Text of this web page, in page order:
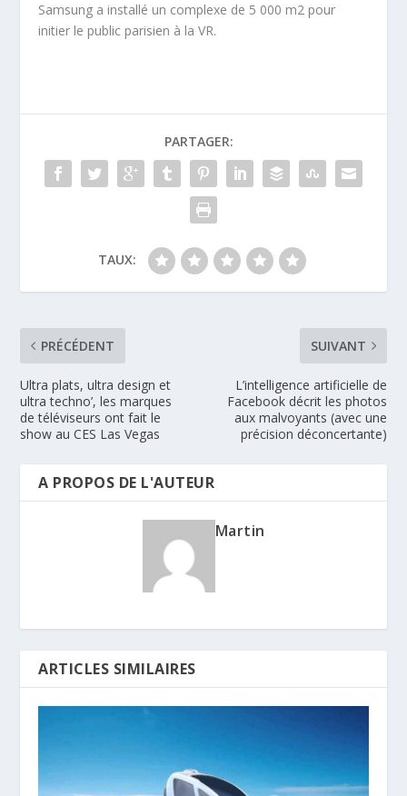
Samsung a installé un complexe de 5 000 m2 pour
initier le public parisien à la VR.
PARTAGER:
TAUX:
PRÉCÉDENT
Ultra plats, ultra design et
ultra techno’, les marques
de téléviseurs ont fait le
show au CES Las Vegas
SUIVANT
L’intelligence artificielle de
Facebook décrit les photos
aux malvoyants (avec une
précision déconcertante)
A PROPOS DE L'AUTEUR
Martin
ARTICLES SIMILAIRES